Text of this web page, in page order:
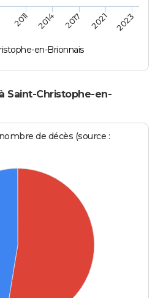
en-Brionnais
2011 2014 2017 2021 2023
Saint-Christophe-en-
de décès (source :